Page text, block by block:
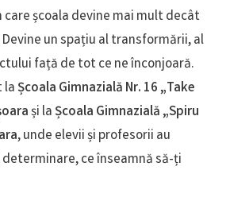
care școala devine mai mult decât
un spațiu al transformării, al
față de tot ce ne înconjoară.
la Școala Gimnazială Nr. 16 „Take
și la Școala Gimnazială „Spiru
, unde elevii și profesorii au
ce înseamnă să-ți